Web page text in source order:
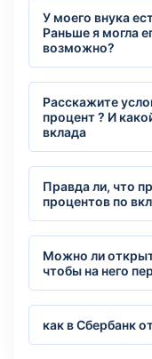
У моего внука
Раньше я могла
возможно?
Расскажите
процент ? И
вклада
Правда ли, что
процентов по
Можно ли
чтобы на него
как в Сбербанк